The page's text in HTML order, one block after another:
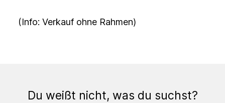
(Info: Verkauf ohne Rahmen)
Du weißt nicht, was du suchst?